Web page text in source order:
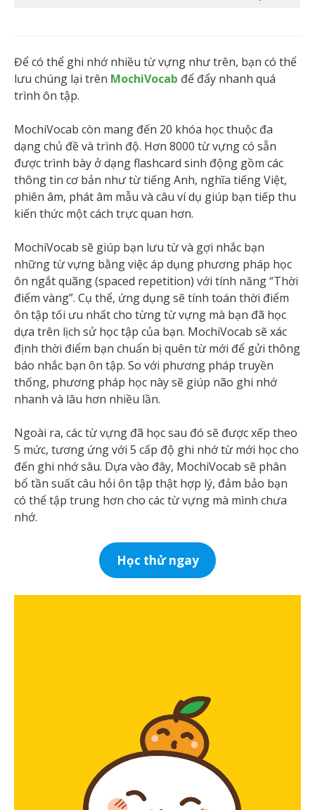
Để có thể ghi nhớ nhiều từ vựng như trên, bạn có thể
lưu chúng lại trên MochiVocab để đẩy nhanh quá
trình ôn tập.
MochiVocab còn mang đến 20 khóa học thuộc đa
dạng chủ đề và trình độ. Hơn 8000 từ vựng có sẵn
được trình bày ở dạng flashcard sinh động gồm các
thông tin cơ bản như từ tiếng Anh, nghĩa tiếng Việt,
phiên âm, phát âm mẫu và câu ví dụ giúp bạn tiếp thu
kiến thức một cách trực quan hơn.
MochiVocab sẽ giúp bạn lưu từ và gợi nhắc bạn
những từ vựng bằng việc áp dụng phương pháp học
ôn ngắt quãng (spaced repetition) với tính năng “Thời
điểm vàng”. Cụ thể, ứng dụng sẽ tính toán thời điểm
ôn tập tối ưu nhất cho từng từ vựng mà bạn đã học
dựa trên lịch sử học tập của bạn. MochiVocab sẽ xác
định thời điểm bạn chuẩn bị quên từ mới để gửi thông
báo nhắc bạn ôn tập. So với phương pháp truyền
thống, phương pháp học này sẽ giúp não ghi nhớ
nhanh và lâu hơn nhiều lần.
Ngoài ra, các từ vựng đã học sau đó sẽ được xếp theo
5 mức, tương ứng với 5 cấp độ ghi nhớ từ mới học cho
đến ghi nhớ sâu. Dựa vào đây, MochiVocab sẽ phân
bổ tần suất câu hỏi ôn tập thật hợp lý, đảm bảo bạn
có thể tập trung hơn cho các từ vựng mà mình chưa
nhớ.
Học thử ngay